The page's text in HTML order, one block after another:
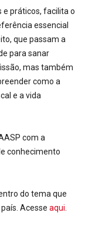
práticos, facilita o
essencial
que passam a
para sanar
mas também
como a
e a vida
com a
conhecimento
do tema que
Acesse aqui